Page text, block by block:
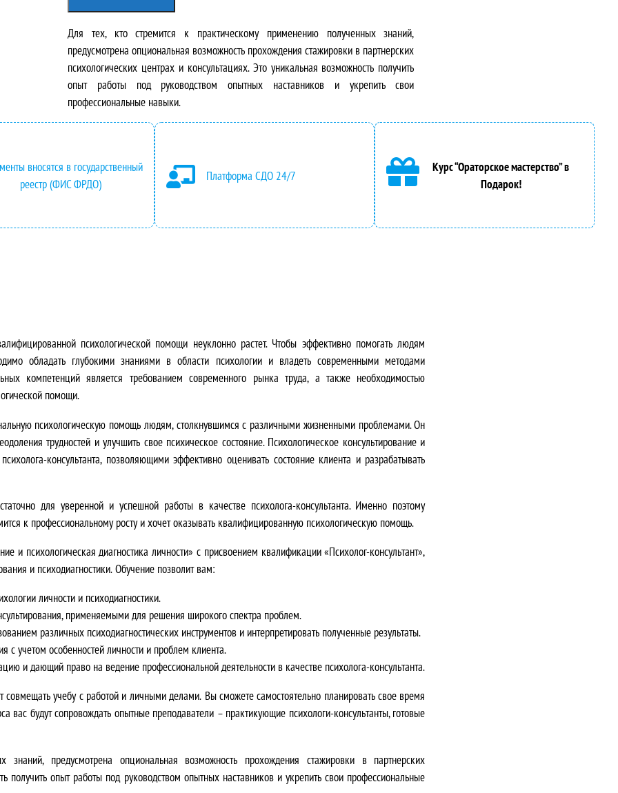
р
в
о
н
а
ч
а
я
ц
е
н
а
о
с
т
а
в
л
я
л
4
к
у
щ
а
я
ц
7
5
0
0
,
0
₽
.
Для тех, кто стремится к практическому применению полученных знаний,
предусмотрена опциональная возможность прохождения стажировки в партнерских
психологических центрах и консультациях. Это уникальная возможность получить
опыт работы под руководством опытных наставников и укрепить свои
профессиональные навыки.
вносятся в государственный
реестр (ФИС ФРДО)
Платформа СДО 24/7
Курс “Ораторское мастерство” в
Подарок!
психологической помощи неуклонно растет. Чтобы эффективно помогать людям
обладать глубокими знаниями в области психологии и владеть современными методами
компетенций является требованием современного рынка труда, а также необходимостью
помощи.
психологическую помощь людям, столкнувшимся с различными жизненными проблемами. Он
трудностей и улучшить свое психическое состояние. Психологическое консультирование и
консультанта, позволяющими эффективно оценивать состояние клиента и разрабатывать
для уверенной и успешной работы в качестве психолога-консультанта. Именно поэтому
к профессиональному росту и хочет оказывать квалифицированную психологическую помощь.
и психологическая диагностика личности» с присвоением квалификации «Психолог-консультант»,
и психодиагностики.Обучение позволит вам:
личности и психодиагностики.
применяемыми для решения широкого спектра проблем.
различных психодиагностических инструментов и интерпретировать полученные результаты.
с учетом особенностей личности и проблем клиента.
и дающий право на ведение профессиональной деятельности в качестве психолога-консультанта.
совмещать учебу с работой и личными делами. Вы сможете самостоятельно планировать свое время
вас будут сопровождать опытные преподаватели – практикующие психологи-консультанты, готовые
предусмотрена опциональная возможность прохождения стажировки в партнерских
получить опыт работы под руководством опытных наставников и укрепить свои профессиональные